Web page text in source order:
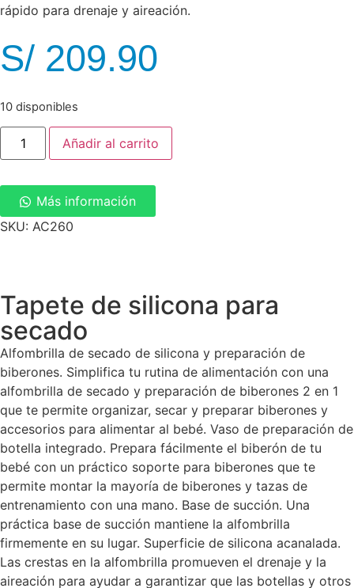
rápido para drenaje y aireación.
S/ 209.90
10 disponibles
Añadir al carrito
Más información
SKU: AC260
Tapete de silicona para
secado
Alfombrilla de secado de silicona y preparación de
biberones. Simplifica tu rutina de alimentación con una
alfombrilla de secado y preparación de biberones 2 en 1
que te permite organizar, secar y preparar biberones y
accesorios para alimentar al bebé. Vaso de preparación de
botella integrado. Prepara fácilmente el biberón de tu
bebé con un práctico soporte para biberones que te
permite montar la mayoría de biberones y tazas de
entrenamiento con una mano. Base de succión. Una
práctica base de succión mantiene la alfombrilla
firmemente en su lugar. Superficie de silicona acanalada.
Las crestas en la alfombrilla promueven el drenaje y la
aireación para ayudar a garantizar que las botellas y otros